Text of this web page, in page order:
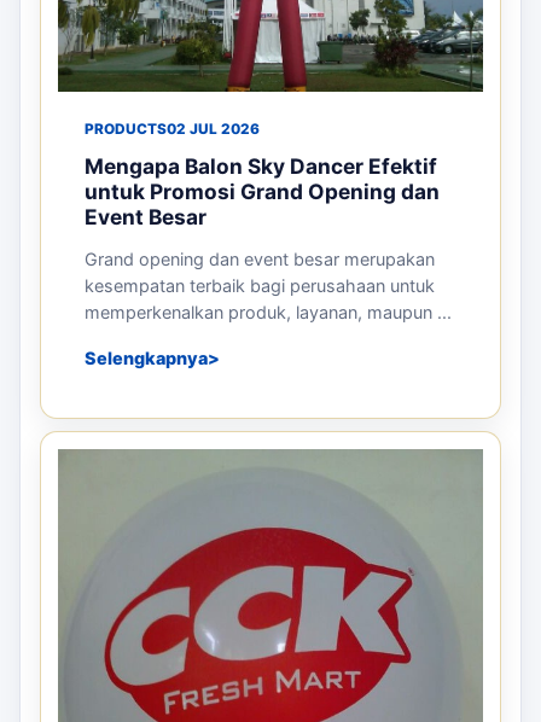
PRODUCTS02 JUL 2026
Mengapa Balon Sky Dancer Efektif
untuk Promosi Grand Opening dan
Event Besar
Grand opening dan event besar merupakan
kesempatan terbaik bagi perusahaan untuk
memperkenalkan produk, layanan, maupun ...
Selengkapnya